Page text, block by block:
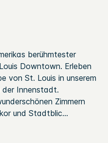
berühmtester
Downtown. Erleben
von St. Louis in unserem
der Innenstadt.
Zimmern
und Stadtblic...